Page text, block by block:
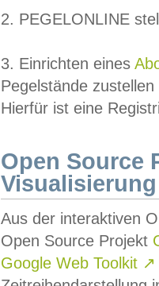
2. PEGELONLINE
3. Einrichten eines
Pegelstände
Hierfür ist eine
Open Source
Visualisierung
Aus der interaktiven
Open Source Projekt
Google Web Toolkit ↗